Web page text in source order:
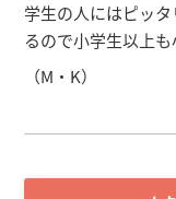
学生の人にはピッ
るので小学生以上も
（M・K）